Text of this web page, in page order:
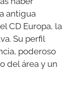
antigua
CD Europa, la
Su perfil
poderoso
del área y un